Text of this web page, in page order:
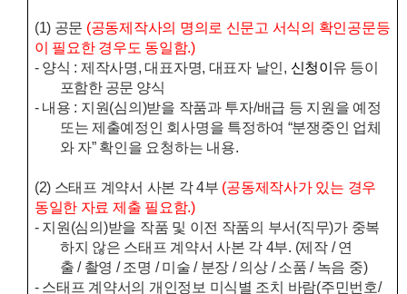
(1) 공문 (공동제작사의 명의로 신문고 서식의 확인공문등
이 필요한 경우도 동일함.)
- 양식 : 제작사명,대표자명, 대표자 날인, 신청이 유 등이
포함한 공문 양식
- 내용 : 지원(심의 )받을 작품과 투자/배급 등 지원을 예정
또는 제출예정인 회사명을 특정하여 “분쟁중인 업체
와 자” 확인을 요청하는 내용.
(2) 스태프 계약서 사본 각4부 (공동제작사가 있는 경우
동일한 자료 제출 필요함.)
- 지원 (심의 )받을 작품 및 이전 작품의 부서(직무)가 중복
하지 않은 스태프 계약서 사본 각 4부. (제작 /연
출/ 촬영 /조명 /미술/ 분장 /의상 /소품/ 녹음 중)
- 스태프 계약서의 개인정보 미식별 조치 바람(주민번호/